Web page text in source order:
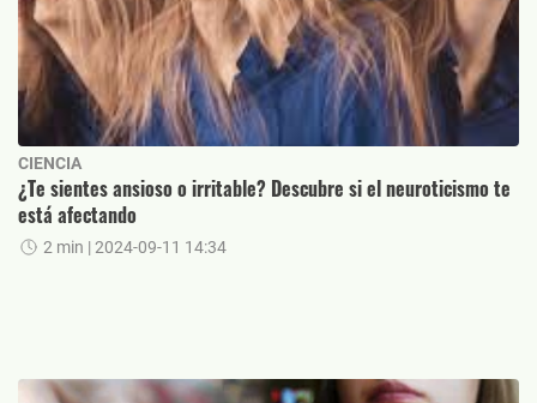
CIENCIA
¿Te sientes ansioso o irritable? Descubre si el neuroticismo te
está afectando
2 min | 2024-09-11 14:34